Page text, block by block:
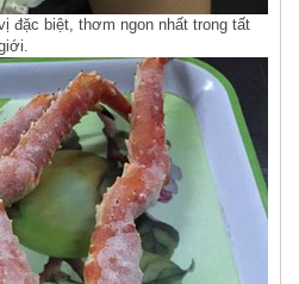
đặc biệt, thơm ngon nhất trong tất